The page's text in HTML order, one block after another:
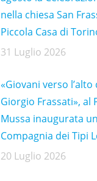
nella chiesa San
Piccola Casa di
31 Luglio 2026
«Giovani verso l’alto
Giorgio Frassati», al
Mussa inaugurata
Compagnia dei Tipi
20 Luglio 2026